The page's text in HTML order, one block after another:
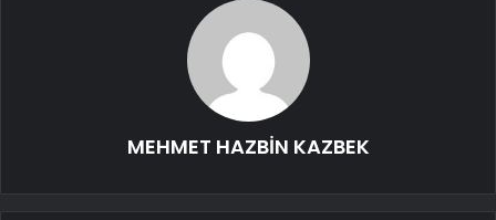
MEHMET HAZBİN KAZBEK